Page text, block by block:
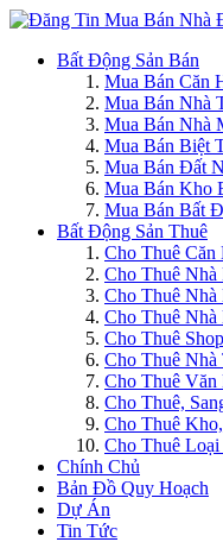
Bất Động Sản Bán
Mua Bán Căn
Mua Bán Nhà
Mua Bán Nhà
Mua Bán Biệt
Mua Bán Đất
Mua Bán Kho
Mua Bán Bất
Bất Động Sản Thuê
Cho Thuê
Cho Thuê Nhà
Cho Thuê
Cho Thuê Nhà
Cho Thuê
Cho Thuê Nhà
Cho Thuê Văn
Cho Thuê,
Cho Thuê
Cho Thuê
Chính Chủ
Bản Đồ Quy Hoạch
Dự Án
Tin Tức